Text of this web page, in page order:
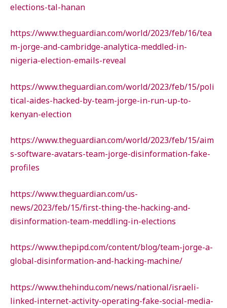
elections-tal-hanan
https://www.theguardian.com/world/2023/feb/16/tea
m-jorge-and-cambridge-analytica-meddled-in-
nigeria-election-emails-reveal
https://www.theguardian.com/world/2023/feb/15/poli
tical-aides-hacked-by-team-jorge-in-run-up-to-
kenyan-election
https://www.theguardian.com/world/2023/feb/15/aim
s-software-avatars-team-jorge-disinformation-fake-
profiles
https://www.theguardian.com/us-
news/2023/feb/15/first-thing-the-hacking-and-
disinformation-team-meddling-in-elections
https://www.thepipd.com/content/blog/team-jorge-a-
global-disinformation-and-hacking-machine/
https://www.thehindu.com/news/national/israeli-
linked-internet-activity-operating-fake-social-media-